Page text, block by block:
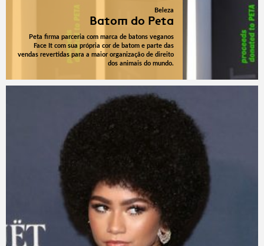
Beleza
Batom do Peta
Peta firma parceria com marca de batons veganos
Face It com sua própria cor de batom e parte das
vendas revertidas para a maior organização de direito
dos animais do mundo.